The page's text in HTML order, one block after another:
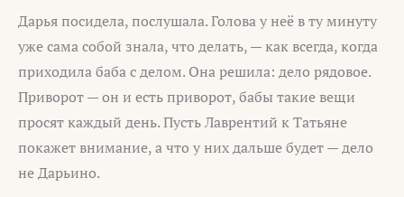
Дарья посидела, послушала. Голова у неё в ту минуту
уже сама собой знала, что делать, — как всегда, когда
приходила баба с делом. Она решила: дело рядовое.
Приворот — он и есть приворот, бабы такие вещи
просят каждый день. Пусть Лаврентий к Татьяне
покажет внимание, а что у них дальше будет — дело
не Дарьино.